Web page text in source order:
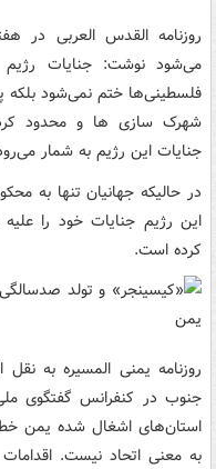
روزنامه القدس العربی در
می‌شود نوشت: جنایات رژیم
فلسطینی‌ها ختم نمی‌شود
شهرک سازی ها و محدود
جنایات این رژیم به شمار
در حالیکه جهانیان تنها به
این رژیم جنایات خود را
کرده است.
روزنامه یمنی المسیره به
جنوب در کنفرانس گفتگوی
استان‌های اشغال شده یمن
به معنی اتحاد نیست.